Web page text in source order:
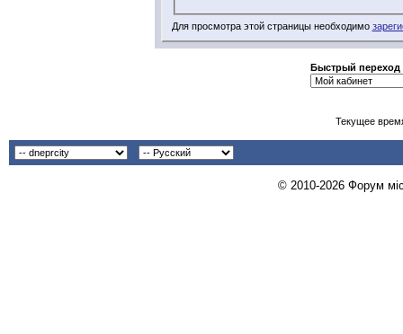
Для просмотра этой страницы необходимо
Быстрый переход
Текущее
© 2010-2026 Форум